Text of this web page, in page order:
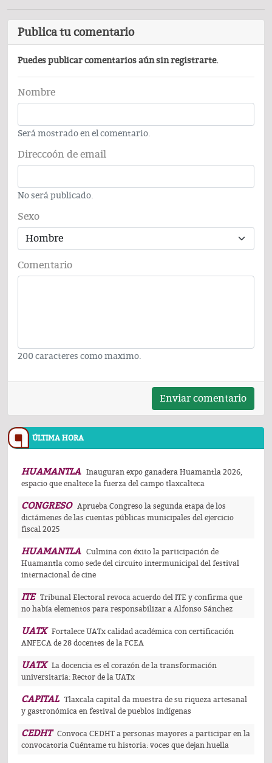
Publica tu comentario
Puedes publicar comentarios aún sin registrarte.
Nombre
Será mostrado en el comentario.
Direccoón de email
No será publicado.
Sexo
Comentario
200 caracteres como maximo.
Enviar comentario
ÚLTIMA HORA
HUAMANTLA
Inauguran expo ganadera Huamantla 2026,
espacio que enaltece la fuerza del campo tlaxcalteca
CONGRESO
Aprueba Congreso la segunda etapa de los
dictámenes de las cuentas públicas municipales del ejercicio
fiscal 2025
HUAMANTLA
Culmina con éxito la participación de
Huamantla como sede del circuito intermunicipal del festival
internacional de cine
ITE
Tribunal Electoral revoca acuerdo del ITE y confirma que
no había elementos para responsabilizar a Alfonso Sánchez
UATX
Fortalece UATx calidad académica con certificación
ANFECA de 28 docentes de la FCEA
UATX
La docencia es el corazón de la transformación
universitaria: Rector de la UATx
CAPITAL
Tlaxcala capital da muestra de su riqueza artesanal
y gastronómica en festival de pueblos indígenas
CEDHT
Convoca CEDHT a personas mayores a participar en la
convocatoria Cuéntame tu historia: voces que dejan huella